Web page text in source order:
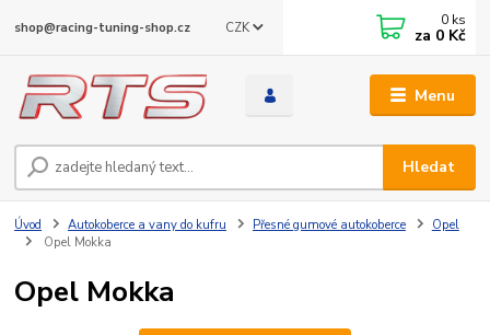
Menu
CZK
Hledat
shop@racing-tuning-shop.cz 0 ks
za 0 Kč
Úvod Autokoberce a vany do kufru Přesné gumové autokoberce
Opel
Opel Mokka
Opel Mokka